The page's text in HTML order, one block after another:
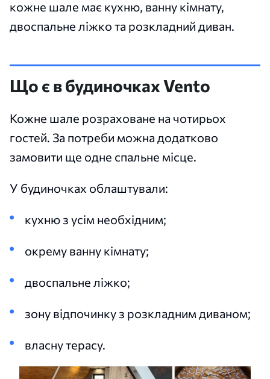
кожне шале має кухню, ванну кімнату,
двоспальне ліжко та розкладний диван.
Що є в будиночках Vento
Кожне шале розраховане на чотирьох
гостей. За потреби можна додатково
замовити ще одне спальне місце.
У будиночках облаштували:
кухню з усім необхідним;
окрему ванну кімнату;
двоспальне ліжко;
зону відпочинку з розкладним диваном;
власну терасу.